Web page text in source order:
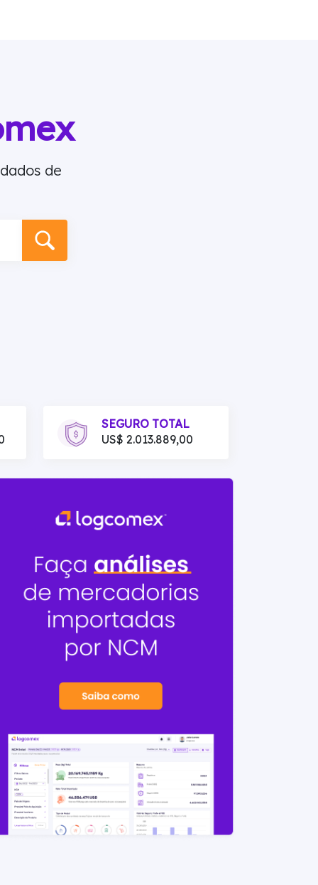
de
SEGURO TOTAL
US$ 2.013.889,00